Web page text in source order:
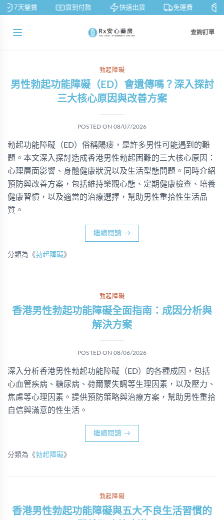
7天鑒賞 貨到付款 快速出貨 免運費
查詢訂單
勃起障礙
男性勃起功能障礙（ED）會遺傳嗎？深入探討
三大核心原因與改善方案
POSTED ON 08/07/2026
勃起功能障礙（ED）俗稱陽痿，是許多男性可能遇到的難
題。本文深入探討造成香港男性勃起困難的三大核心原因：
心理層面影響、身體健康狀況以及生活型態問題。同時介紹
預防與改善方案，包括維持樂觀心態、定期健康檢查、培養
健康習慣，以及適當的治療選擇，幫助男性重拾性生活品
質。
繼續閱讀 →
分類為《勃起障礙》
勃起障礙
香港男性勃起功能障礙全面指南：成因分析與
解決方案
POSTED ON 08/06/2026
深入分析香港男性勃起功能障礙（ED）的各種成因，包括
心血管疾病、糖尿病、荷爾蒙失調等生理因素，以及壓力、
焦慮等心理因素。提供預防策略與治療方案，幫助男性重拾
自信與滿意的性生活。
繼續閱讀 →
分類為《勃起障礙》
勃起障礙
香港男性勃起功能障礙與五大不良生活習慣的